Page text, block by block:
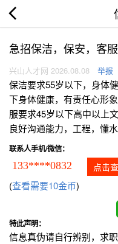
急招保洁，保安，客
兴山人才网 2026.08.08 举报
保洁要求55岁以下，身体
下身体健康，有责任心形
服要求45岁以下高中以上
良好沟通能力，工程，懂水
联系人手机/微信：
133****0832 点击
(查看需要10金币)
特此声明：
信息真伪请自行辨别，求